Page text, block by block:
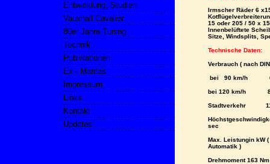
Entwicklung, Studien
Vauxhall Cavalier
80er Jahre Tuning
Technik
Publikationen
Ex - Mantas
Impressum
Links
Kontakt
Updates
Irmscher Räder 6
15 oder 205 / 50 x
Innenbelüftete
Sitze, Windsplits,
Technische Daten:
Verbrauch ( nach
bei 90 km/h
bei 120 km/h
Stadtverkehr
sec
Max. Leistungin kW
Automatik )
Drehmoment 163